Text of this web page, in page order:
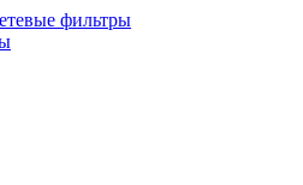
фильтры